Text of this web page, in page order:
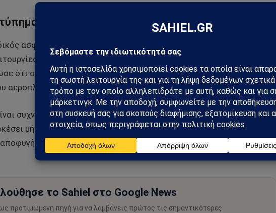
Πουλιών
ασφάλειας, τόνισε ότι τα χτυπήματα πουλιών είναι συχνά, αλλά
στο σύστημα προσγείωσης. Αντίστοιχα, ο
ότι οι πυροσβεστικές υπηρεσίες θα έπρεπε να είναι έτοιμες για
αεροπλάνου.
συχνά αποτέλεσμα πολλών παραγόντων, και η πλήρης ανάλυση
μήνες. Οι ειδικοί υπογραμμίζουν ότι απαιτείται προσεκτική
αποφυγή παρόμοιων τραγωδιών στο μέλλον.
το Sahiel στο Google News
προτιμώμενη πηγή για να λαμβάνεις πρώτος τις σημαντικότερες